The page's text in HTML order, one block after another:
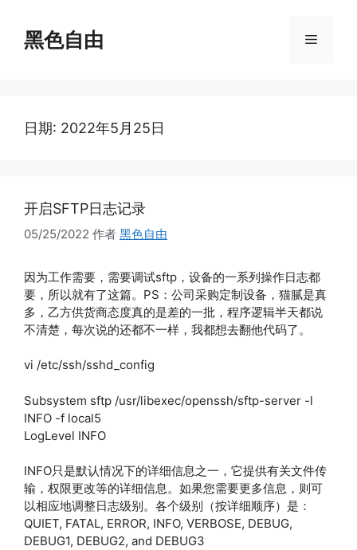
黑色自由 菜
日期: 2022年5月25日
开启SFTP日志记录
05/25/2022 作者 黑色自由
因为工作需要，需要调试sftp，设备的一系列操作日志都
要，所以就有了这篇。PS：公司采购定制设备，猫腻是真
多，乙方供货商态度真的是差的一批，程序逻辑半天都说
不清楚，每次说的还都不一样，我都想去翻他代码了。
vi /etc/ssh/sshd_config
Subsystem sftp /usr/libexec/openssh/sftp-server -l
INFO -f local5
LogLevel INFO
INFO只是默认情况下的详细信息之一，它提供有关文件传
输，权限更改等的详细信息。如果您需要更多信息，则可
以相应地调整日志级别。各个级别（按详细顺序）是：
QUIET, FATAL, ERROR, INFO, VERBOSE, DEBUG,
DEBUG1, DEBUG2, and DEBUG3